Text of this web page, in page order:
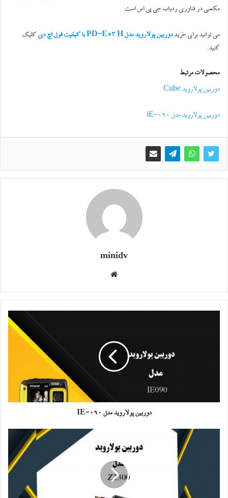
مکعبی در فناوری ردیاب جی پی اس است
می توانید برای خریددوربین پولاروید مدل PD-E53 H با کیفیت فول اچ دی
کلیک
کنید.
محصولات مرتبط
دوربین پولاروید Cube
دوربین پولاروید مدل iE-090
minidv
دوربین پولاروید مدل IE-090